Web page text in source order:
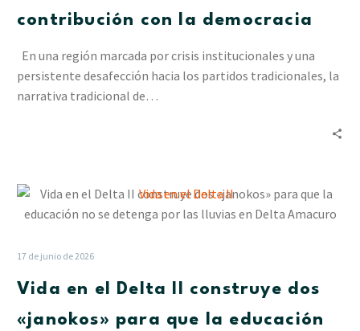
su
con
la
contribución con la democracia
En una región marcada por crisis institucionales y una
persistente desafección hacia los partidos tradicionales, la
narrativa tradicional de…
Vida
en
construye
dos
17 de junio de 2026
Vida en el Delta II construye dos
«janokos» para que la educación